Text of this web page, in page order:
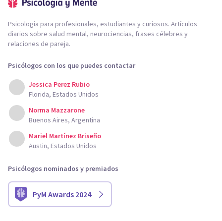
Psicología para profesionales, estudiantes y curiosos. Artículos
diarios sobre salud mental, neurociencias, frases célebres y
relaciones de pareja.
Psicólogos con los que puedes contactar
Jessica Perez Rubio
Florida, Estados Unidos
Norma Mazzarone
Buenos Aires, Argentina
Mariel Martínez Briseño
Austin, Estados Unidos
Psicólogos nominados y premiados
PyM Awards 2024